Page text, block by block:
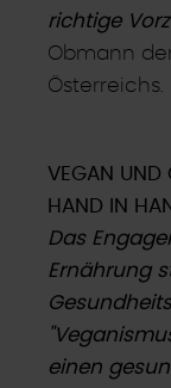
richtige
Obmann
Österreichs.
VEGAN UND
HAND IN
Das
Ernährung
einen